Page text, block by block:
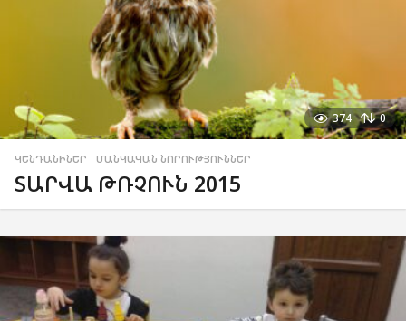
374 0
ԿԵՆԴԱՆԻՆԵՐ ,ՄԱՆԿԱԿԱՆ ՆՈՐՈՒԹՅՈՒՆՆԵՐ
ՏԱՐՎԱ ԹՌՉՈՒՆ 2015